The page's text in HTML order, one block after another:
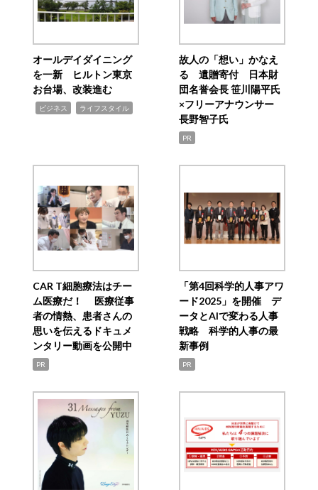
オールデイダイニング
を一新 ヒルトン東京
お台場、改装進む
ビジネス ライフスタイル
故人の「想い」かなえ
る 遺贈寄付 日本財
団名誉会長 笹川陽平氏
×フリーアナウンサー
長野智子氏
PR
CAR T細胞療法はチー
ム医療だ！ 医療従事
者の情熱、患者さんの
思いを伝えるドキュメ
ンタリー動画を公開中
PR
「第4回科学的人事アワ
ード2025」を開催 デ
ータとAIで変わる人事
戦略 科学的人事の最
新事例
PR